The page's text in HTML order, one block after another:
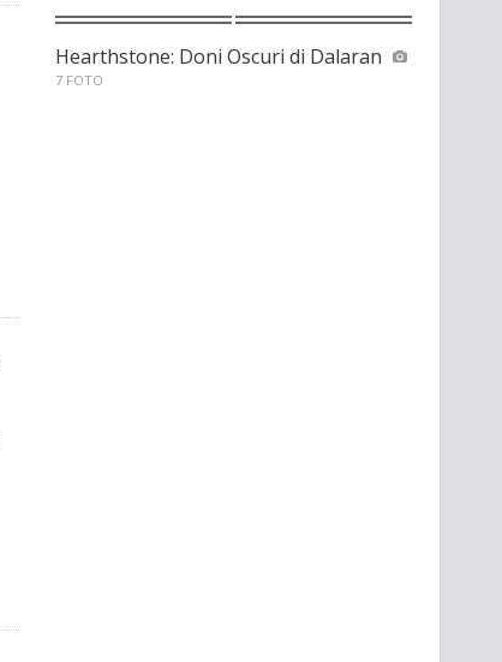
Hearthstone: Doni Oscuri di Dalaran
7 FOTO